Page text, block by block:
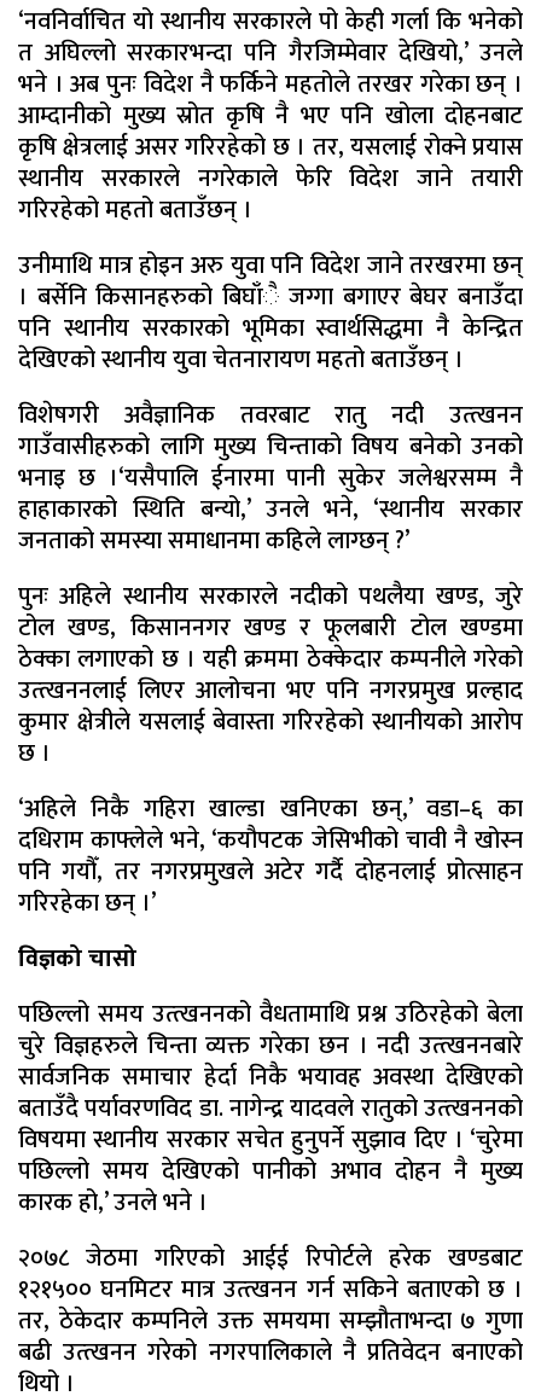
‘नवनिर्वाचित यो स्थानीय सरकारले पो केही गर्ला कि भनेको
त अघिल्लो सरकारभन्दा पनि गैरजिम्मेवार देखियो,’ उनले
भने । अब पुनः विदेश नै फर्किने महतोले तरखर गरेका छन् ।
आम्दानीको मुख्य स्रोत कृषि नै भए पनि खोला दोहनबाट
कृषि क्षेत्रलाई असर गरिरहेको छ । तर, यसलाई रोक्ने प्रयास
स्थानीय सरकारले नगरेकाले फेरि विदेश जाने तयारी
गरिरहेको महतो बताउँछन् ।
उनीमाथि मात्र होइन अरु युवा पनि विदेश जाने तरखरमा छन्
। बर्सेनि किसानहरुको बिघाँै जग्गा बगाएर बेघर बनाउँदा
पनि स्थानीय सरकारको भूमिका स्वार्थसिद्धमा नै केन्द्रित
देखिएको स्थानीय युवा चेतनारायण महतो बताउँछन् ।
विशेषगरी अवैज्ञानिक तवरबाट रातु नदी उत्त्खनन
गाउँवासीहरुको लागि मुख्य चिन्ताको विषय बनेको उनको
भनाइ छ ।‘यसैपालि ईनारमा पानी सुकेर जलेश्वरसम्म नै
हाहाकारको स्थिति बन्यो,’ उनले भने, ‘स्थानीय सरकार
जनताको समस्या समाधानमा कहिले लाग्छन् ?’
पुनः अहिले स्थानीय सरकारले नदीको पथलैया खण्ड, जुरे
टोल खण्ड, किसाननगर खण्ड र फूलबारी टोल खण्डमा
ठेक्का लगाएको छ । यही क्रममा ठेक्केदार कम्पनीले गरेको
उत्त्खननलाई लिएर आलोचना भए पनि नगरप्रमुख प्रल्हाद
कुमार क्षेत्रीले यसलाई बेवास्ता गरिरहेको स्थानीयको आरोप
छ ।
‘अहिले निकै गहिरा खाल्डा खनिएका छन्,’ वडा–६ का
दधिराम काफ्लेले भने, ‘कयौपटक जेसिभीको चावी नै खोस्न
पनि गयौँ, तर नगरप्रमुखले अटेर गर्दै दोहनलाई प्रोत्साहन
गरिरहेका छन् ।’
विज्ञको चासो
पछिल्लो समय उत्त्खननको वैधतामाथि प्रश्न उठिरहेको बेला
चुरे विज्ञहरुले चिन्ता व्यक्त गरेका छन । नदी उत्त्खननबारे
सार्वजनिक समाचार हेर्दा निकै भयावह अवस्था देखिएको
बताउँदै पर्यावरणविद डा. नागेन्द्र यादवले रातुको उत्त्खननको
विषयमा स्थानीय सरकार सचेत हुनुपर्ने सुझाव दिए । ‘चुरेमा
पछिल्लो समय देखिएको पानीको अभाव दोहन नै मुख्य
कारक हो,’ उनले भने ।
२०७८ जेठमा गरिएको आईई रिपोर्टले हरेक खण्डबाट
१२१५०० घनमिटर मात्र उत्त्खनन गर्न सकिने बताएको छ ।
तर, ठेकेदार कम्पनिले उक्त समयमा सम्झौताभन्दा ७ गुणा
बढी उत्त्खनन गरेको नगरपालिकाले नै प्रतिवेदन बनाएको
थियो ।